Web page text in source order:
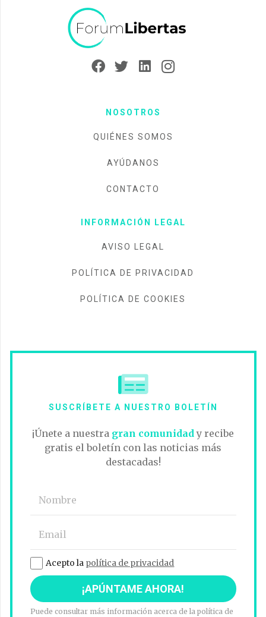
NOSOTROS
QUIÉNES SOMOS
AYÚDANOS
CONTACTO
INFORMACIÓN LEGAL
AVISO LEGAL
POLÍTICA DE PRIVACIDAD
POLÍTICA DE COOKIES
SUSCRÍBETE A NUESTRO BOLETÍN
¡Únete a nuestra gran comunidad y recibe
gratis el boletín con las noticias más
destacadas!
Acepto la política de privacidad
Puede consultar más información acerca de la política de